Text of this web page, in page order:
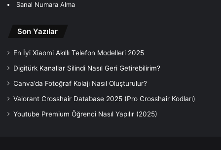
Sanal Numara Alma
Son Yazılar
En İyi Xiaomi Akıllı Telefon Modelleri 2025
Digitürk Kanallar Silindi Nasıl Geri Getirebilirim?
Canva’da Fotoğraf Kolajı Nasıl Oluşturulur?
Valorant Crosshair Database 2025 (Pro Crosshair Kodları)
Youtube Premium Öğrenci Nasıl Yapılır (2025)